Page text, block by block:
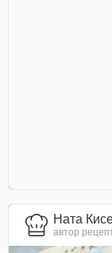
Ната
автор